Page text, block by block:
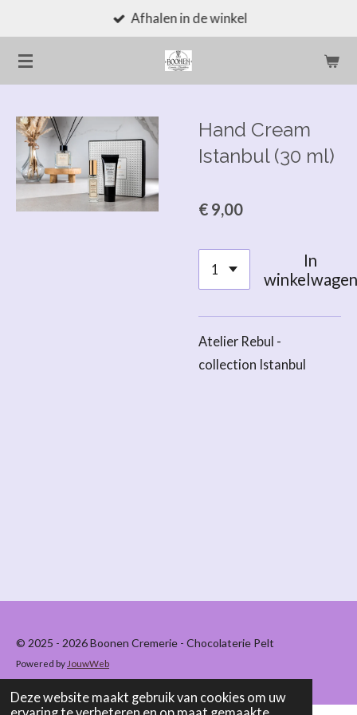
Deze website maakt gebruik van cookies om uw
ervaring te verbeteren en op maat gemaakte
direct
naar
de
Afhalen in de winkel
Hand Cream
Istanbul (30 ml)
€ 9,00
In
winkelwagen
Atelier Rebul -
collection Istanbul
© 2025 - 2026 Boonen Cremerie - Chocolaterie Pelt
Powered by JouwWeb